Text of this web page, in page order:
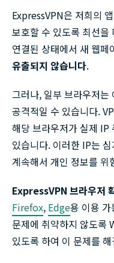
ExpressVPN은 저희의
보호할 수 있도록 최선을
연결된 상태에서 새 웹페
유출되지 않습니다.
그러나, 일부 브라우저는
공격적일 수 있습니다.
해당 브라우저가 실제 IP
있습니다. 이러한 IP는
계속해서 개인 정보를 위
ExpressVPN 브라우저
Firefox, Edge용 이용
문제에 취약하지 않도록
있도록 하여 이 문제를